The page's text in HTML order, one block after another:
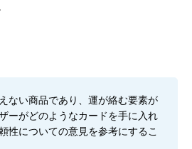
ない商品であり、運が絡む要素が
ーがどのようなカードを手に入れ
性についての意見を参考にするこ